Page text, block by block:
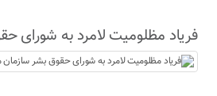
فریاد مظلومیت لامرد به شورای
رسید